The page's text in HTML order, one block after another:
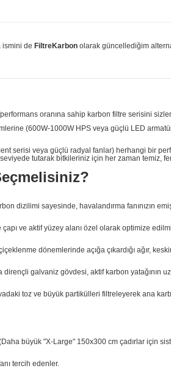
ismini de FiltreKarbon olarak güncellediğim
oranına sahip karbon filtre serisini
(600W-1000W HPS veya güçlü LED
serisi veya güçlü radyal fanlar) herhangi bir
tutarak bitkileriniz için her zaman temiz,
dizilimi sayesinde, havalandırma fanınızın
ve aktif yüzey alanı özel olarak optimize
dönemlerinde açığa çıkardığı ağır,
dirençli galvaniz gövdesi, aktif karbon yatağının
toz ve büyük partikülleri filtreleyerek ana
büyük "X-Large" 150x300 cm çadırlar için
tercih edenler.